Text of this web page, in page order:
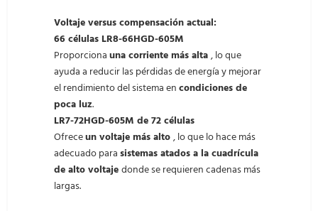
Voltaje versus compensación actual:
66 células LR8-66HGD-605M
Proporcionauna corriente más alta, lo que
ayuda a reducir las pérdidas de energía y mejorar
el rendimiento del sistema encondiciones de
poca luz.
LR7-72HGD-605M de 72 células
Ofreceun voltaje más alto, lo que lo hace más
adecuado parasistemas atados a la cuadrícula
de alto voltajedonde se requieren cadenas más
largas.